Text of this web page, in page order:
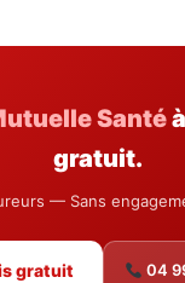
Santé
gratuit.
— Sans
gratuit 04